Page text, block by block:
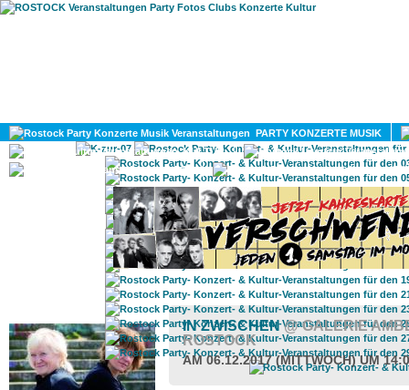
PARTY KONZERTE MUSIK
KULTUR
GAY
ROSTOCK TAGESTIPP
IN ZWISCHEN@ GALERIE
ROSTOCK
AM 06.12.2017 (MITTWOCH) UM